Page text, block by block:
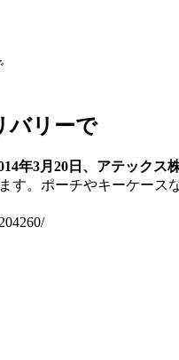
バリーで
年3月20日、アテック
。ポーチやキーケー